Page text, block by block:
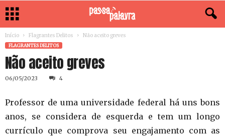
Início Flagrantes Delitos Não aceito greves
FLAGRANTES DELITOS
Não aceito greves
06/05/2023 4
Professor de uma universidade federal há uns bons
anos, se considera de esquerda e tem um longo
currículo que comprova seu engajamento com as